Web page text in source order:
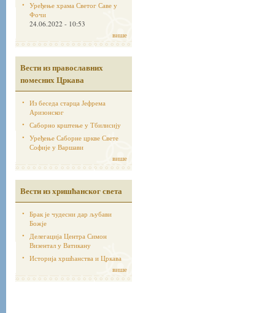
Уређење храма Светог Саве у
Фочи
24.06.2022 - 10:53
више
Вести из православних
помесних Цркава
Из беседа старца Јефрема
Аризонског
Саборно крштење у Тбилисију
Уређење Саборне цркве Свете
Софије у Варшави
више
Вести из хришћанског света
Брак је чудесни дар љубави
Божје
Делегација Центра Симон
Визентал у Ватикану
Историја хршћанства и Цркава
више